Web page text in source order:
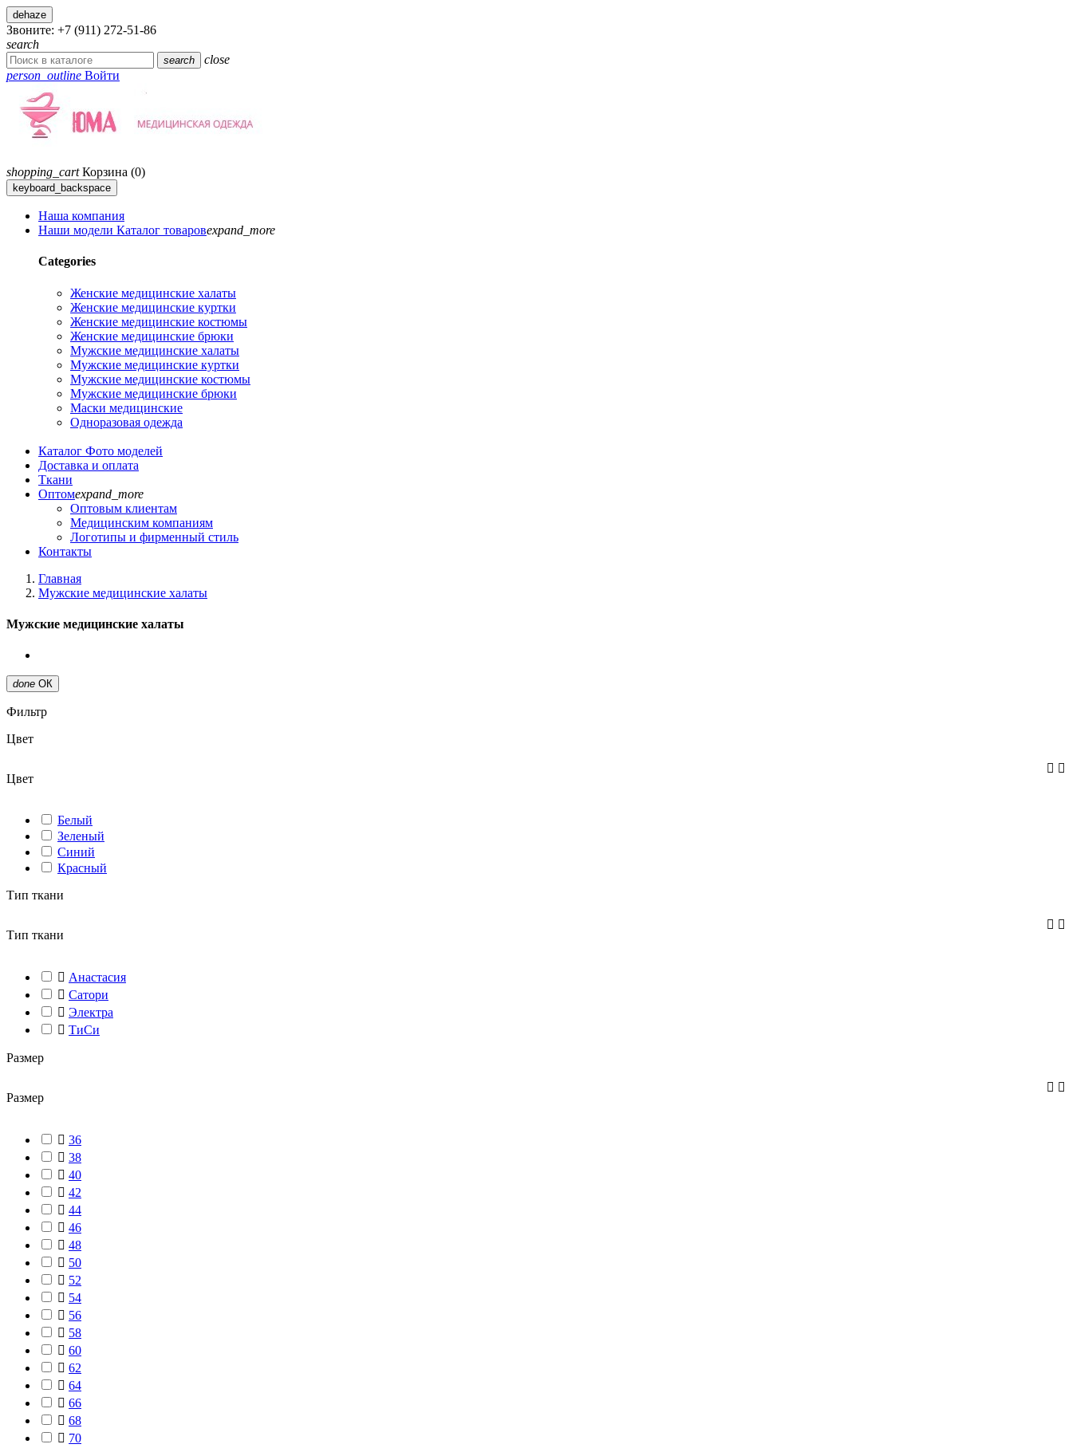
dehaze
Звоните: +7 (911) 272-51-86
search
search
close
person_outline Войти
shopping_cart Корзина (0)
keyboard_backspace
Наша компания
Наши модели Каталог товаровexpand_more
Categories
Женские медицинские халаты
Женские медицинские куртки
Женские медицинские костюмы
Женские медицинские брюки
Мужские медицинские халаты
Мужские медицинские куртки
Мужские медицинские костюмы
Мужские медицинские брюки
Маски медицинские
Одноразовая одежда
Каталог Фото моделей
Доставка и оплата
Ткани
Оптомexpand_more
Оптовым клиентам
Медицинским компаниям
Логотипы и фирменный стиль
Контакты
Главная
Мужские медицинские халаты
Мужские медицинские халаты
done ОК
Фильтр
Цвет
Цвет
 
Белый
Зеленый
Синий
Красный
Тип ткани
Тип ткани
 
 Анастасия
 Сатори
 Электра
 ТиСи
Размер
Размер
 
 36
 38
 40
 42
 44
 46
 48
 50
 52
 54
 56
 58
 60
 62
 64
 66
 68
 70